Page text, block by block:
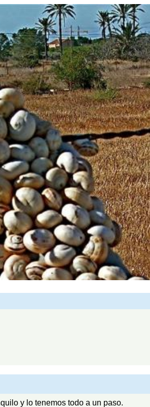
y lo tenemos todo a un paso.